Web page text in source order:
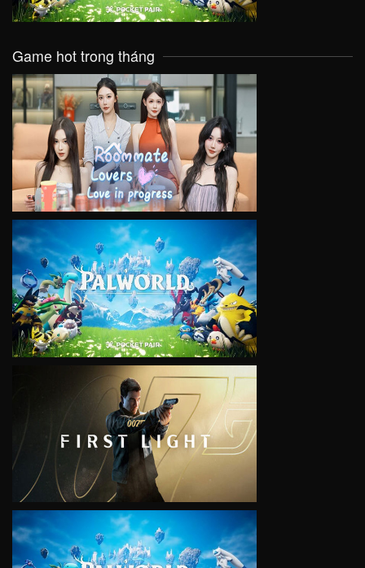
Game hot trong tháng
VIEW
VIEW
VIEW